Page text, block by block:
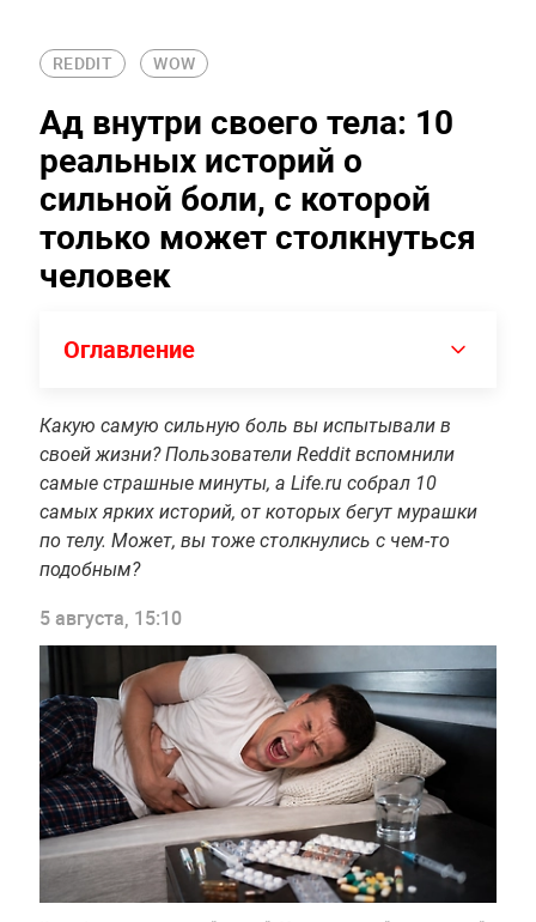
REDDIT WOW
Ад внутри своего тела: 10
реальных историй о
сильной боли, с которой
только может столкнуться
человек
Оглавление
Какую самую сильную боль вы испытывали в
своей жизни? Пользователи Reddit вспомнили
самые страшные минуты, а Life.ru собрал 10
самых ярких историй, от которых бегут мурашки
по телу. Может, вы тоже столкнулись с чем-то
подобным?
5 августа, 15:10